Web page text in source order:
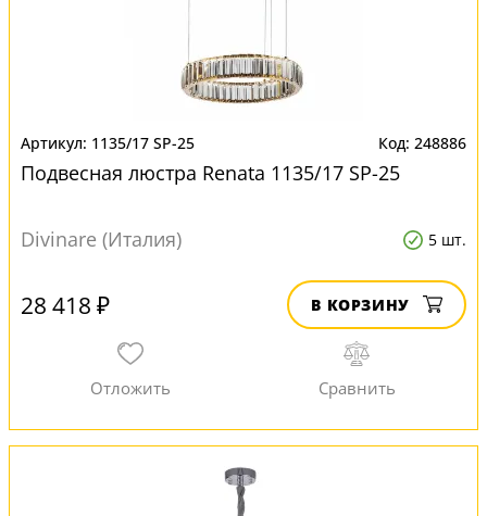
1135/17 SP-25 248886
Подвесная люстра Renata 1135/17 SP-25
Divinare (Италия) 5 шт.
28 418 ₽ В КОРЗИНУ